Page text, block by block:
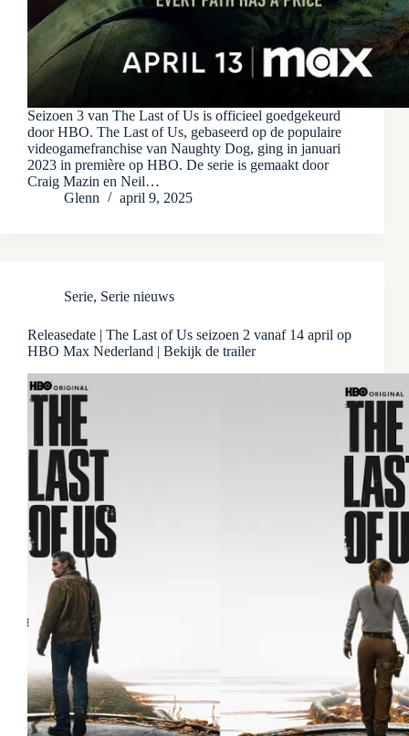
Seizoen 3 van The Last of Us is officieel goedgekeurd
door HBO. The Last of Us, gebaseerd op de populaire
videogamefranchise van Naughty Dog, ging in januari
2023 in première op HBO. De serie is gemaakt door
Craig Mazin en Neil…
Glenn
april 9, 2025
Serie, Serie nieuws
Releasedate | The Last of Us seizoen 2 vanaf 14 april op
HBO Max Nederland | Bekijk de trailer